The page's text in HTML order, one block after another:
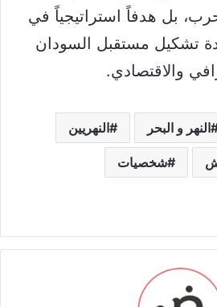
بل هدفاً استراتيجياً في
تشكيل مستقبل السودان
والاقتصادي.
النهر و البحر النهريين
شخصيات